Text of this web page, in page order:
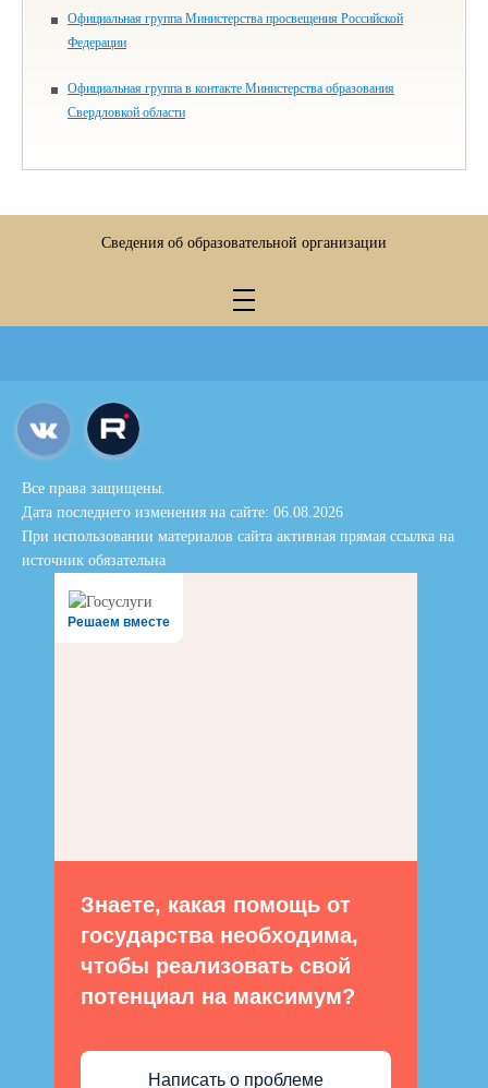
Официальная группа Министерства просвещения Российской
Федерации
Официальная группа в контакте Министерства образования
Свердловкой области
Сведения об образовательной организации
Все права защищены.
Дата последнего изменения на сайте: 06.08.2026
При использовании материалов сайта активная прямая ссылка на
источник обязательна
Решаем вместе
Знаете, какая помощь от
государства необходима,
чтобы реализовать свой
потенциал на максимум?
Написать о проблеме